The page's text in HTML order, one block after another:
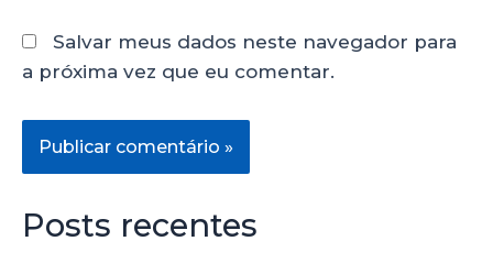
Salvar meus dados neste navegador para
a próxima vez que eu comentar.
Posts recentes